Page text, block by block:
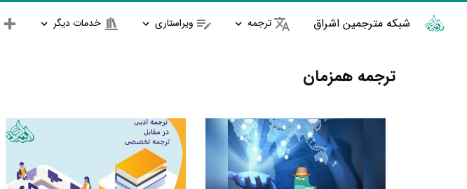
شبکه مترجمین اشراق ترجمه ویراستاری خدمات دیگر
ترجمه همزمان